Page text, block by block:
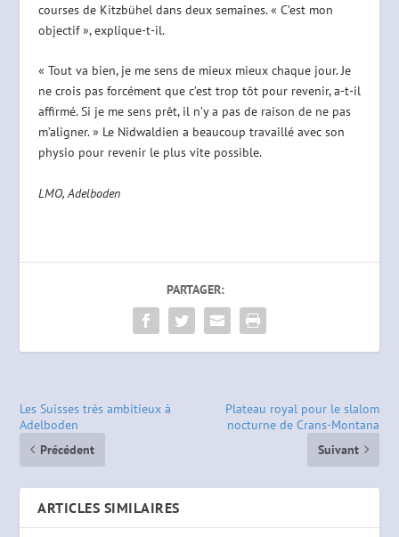
courses de Kitzbühel dans deux semaines. « C’est mon
objectif », explique-t-il.
« Tout va bien, je me sens de mieux mieux chaque jour. Je
ne crois pas forcément que c’est trop tôt pour revenir, a-t-il
affirmé. Si je me sens prêt, il n’y a pas de raison de ne pas
m’aligner. » Le Nidwaldien a beaucoup travaillé avec son
physio pour revenir le plus vite possible.
LMO, Adelboden
PARTAGER:
Les Suisses très ambitieux à
Adelboden
Précédent
Plateau royal pour le slalom
nocturne de Crans-Montana
Suivant
ARTICLES SIMILAIRES